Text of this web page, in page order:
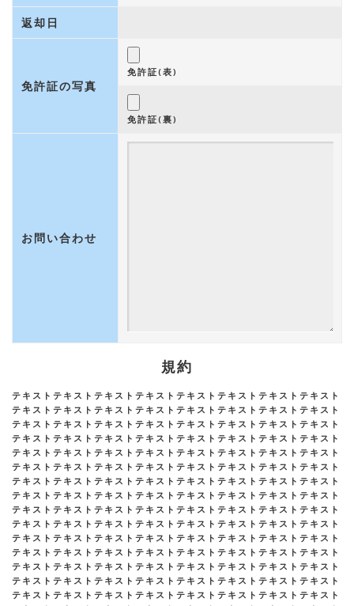
返却日
免許証の写真
免許証(表)
免許証(裏)
お問い合わせ
規約
テキストテキストテキストテキストテキストテキストテキストテキスト
テキストテキストテキストテキストテキストテキストテキストテキスト
テキストテキストテキストテキストテキストテキストテキストテキスト
テキストテキストテキストテキストテキストテキストテキストテキスト
テキストテキストテキストテキストテキストテキストテキストテキスト
テキストテキストテキストテキストテキストテキストテキストテキスト
テキストテキストテキストテキストテキストテキストテキストテキスト
テキストテキストテキストテキストテキストテキストテキストテキスト
テキストテキストテキストテキストテキストテキストテキストテキスト
テキストテキストテキストテキストテキストテキストテキストテキスト
テキストテキストテキストテキストテキストテキストテキストテキスト
テキストテキストテキストテキストテキストテキストテキストテキスト
テキストテキストテキストテキストテキストテキストテキストテキスト
テキストテキストテキストテキストテキストテキストテキストテキスト
テキストテキストテキストテキストテキストテキストテキストテキスト